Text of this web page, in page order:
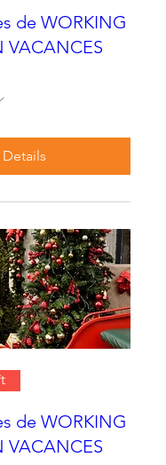
de WORKING
VACANCES
Details
de WORKING
VACANCES